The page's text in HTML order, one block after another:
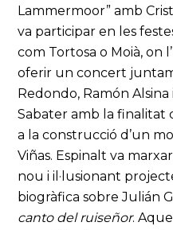
Lammermoor” amb
va participar en les
com Tortosa o Moià, on
oferir un concert
Redondo, Ramón
Sabater amb la finalitat
a la construcció d’un
Viñas. Espinalt va
nou i il·lusionant
biogràfica sobre Julián
canto del ruiseñor.